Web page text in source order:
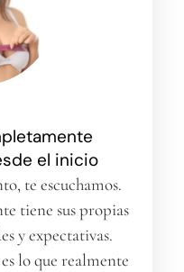
el inicio
te escuchamos.
tiene sus propias
y expectativas.
es lo que realmente